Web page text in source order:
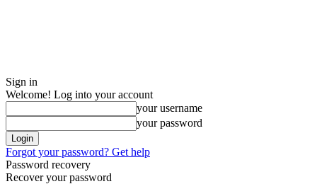
Sign in
Welcome! Log into your account
your username
your password
Forgot your password? Get help
Password recovery
Recover your password